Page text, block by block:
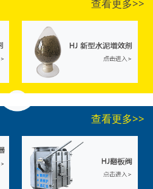
查看更多>>
查看更多>>